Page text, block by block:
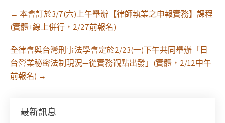
Post
navigation
← 本會訂於3/7(六)上午舉辦【律師執業之申報實務】課程
(實體+線上併行，2/27前報名)
全律會與台灣刑事法學會定於2/23(一)下午共同舉辦「日
台營業秘密法制現況—從實務觀點出發」(實體，2/12中午
前報名) →
最新訊息
【課程報名】全律會與台北律師公會等單位定於8月